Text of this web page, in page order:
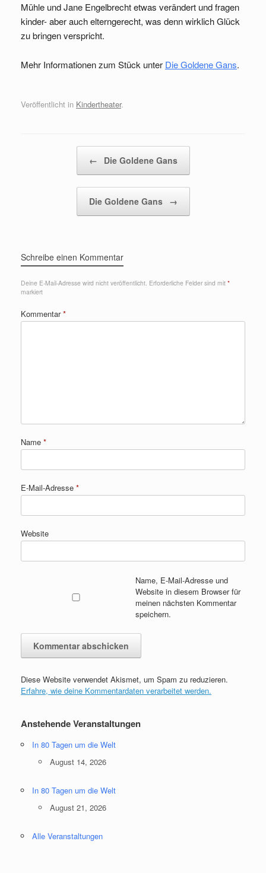
Mühle und Jane Engelbrecht etwas verändert und fragen
kinder- aber auch elterngerecht, was denn wirklich Glück
zu bringen verspricht.
Mehr Informationen zum Stück unter Die Goldene Gans.
Veröffentlicht in Kindertheater.
← Die Goldene Gans
Die Goldene Gans →
Schreibe einen Kommentar
Deine E-Mail-Adresse wird nicht veröffentlicht. Erforderliche Felder sind mit *
markiert
Kommentar*
Name *
E-Mail-Adresse *
Website
Name, E-Mail-Adresse und
Website in diesem Browser für
meinen nächsten Kommentar
speichern.
Diese Website verwendet Akismet, um Spam zu reduzieren.
Erfahre, wie deine Kommentardaten verarbeitet werden.
Anstehende Veranstaltungen
In 80 Tagen um die Welt
August 14, 2026
In 80 Tagen um die Welt
August 21, 2026
Alle Veranstaltungen